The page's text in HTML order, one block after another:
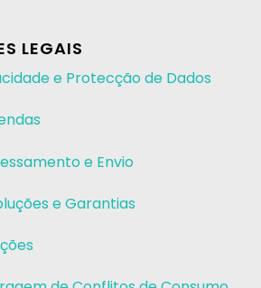
LEGAIS
e Protecção de Dados
e Envio
e Garantias